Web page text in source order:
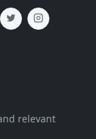
relevant